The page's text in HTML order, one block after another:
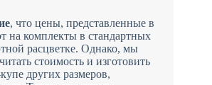
, что цены, представленные в
на комплекты в стандартных
расцветке. Однако, мы
стоимость и изготовить
других размеров,